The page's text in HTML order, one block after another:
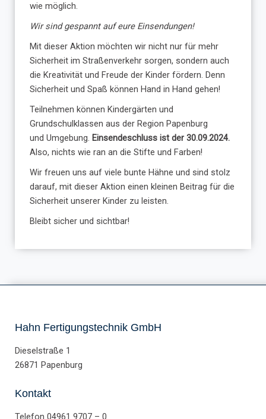
wie möglich.
Wir sind gespannt auf eure Einsendungen!
Mit dieser Aktion möchten wir nicht nur für mehr
Sicherheit im Straßenverkehr sorgen, sondern auch
die Kreativität und Freude der Kinder fördern. Denn
Sicherheit und Spaß können Hand in Hand gehen!
Teilnehmen können Kindergärten und
Grundschulklassen aus der Region Papenburg
und Umgebung. Einsendeschluss ist der 30.09.2024.
Also, nichts wie ran an die Stifte und Farben!
Wir freuen uns auf viele bunte Hähne und sind stolz
darauf, mit dieser Aktion einen kleinen Beitrag für die
Sicherheit unserer Kinder zu leisten.
Bleibt sicher und sichtbar!
Hahn Fertigungstechnik GmbH
Dieselstraße 1
26871 Papenburg
Kontakt
Telefon 04961 9707 – 0